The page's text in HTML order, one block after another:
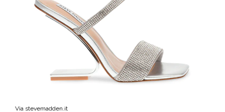
Via stevemadden.it